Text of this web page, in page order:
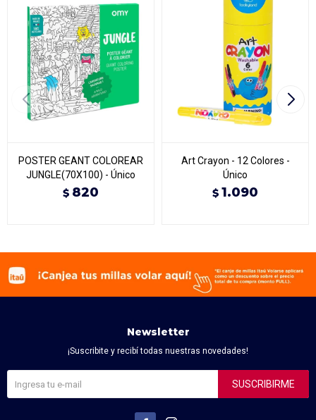
POSTER GEANT COLOREAR
JUNGLE(70X100) - Único
$ 820
Art Crayon - 12 Colores -
Único
$ 1.090
Newsletter
¡Suscribite y recibí todas nuestras novedades!
SUSCRIBIRME